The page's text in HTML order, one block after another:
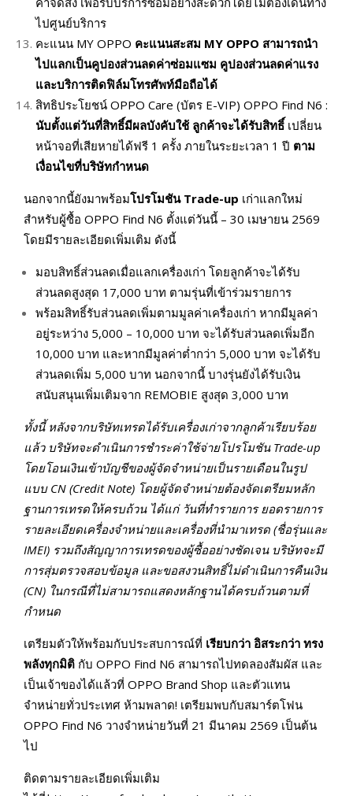
ไปศูนย์บริการ
คะแนน MY OPPO คะแนนสะสม MY OPPO สามารถนำ
ไปแลกเป็นคูปองส่วนลดค่าซ่อมแซม คูปองส่วนลดค่าแรง
และบริการติดฟิล์มโทรศัพท์มือถือได้
สิทธิประโยชน์ OPPO Care (บัตร E-VIP) OPPO Find N6 :
นับตั้งแต่วันที่สิทธิ์มีผลบังคับใช้ ลูกค้าจะได้รับสิทธิ์ เปลี่ยน
หน้าจอที่เสียหายได้ฟรี 1 ครั้ง ภายในระยะเวลา 1 ปี ตาม
เงื่อนไขที่บริษัทกำหนด
นอกจากนี้ยังมาพร้อมโปรโมชัน Trade-up เก่าแลกใหม่
สำหรับผู้ซื้อ OPPO Find N6 ตั้งแต่วันนี้ – 30 เมษายน 2569
โดยมีรายละเอียดเพิ่มเติม ดังนี้
มอบสิทธิ์ส่วนลดเมื่อแลกเครื่องเก่า โดยลูกค้าจะได้รับ
ส่วนลดสูงสุด 17,000 บาท ตามรุ่นที่เข้าร่วมรายการ
พร้อมสิทธิ์รับส่วนลดเพิ่มตามมูลค่าเครื่องเก่า หากมีมูลค่า
อยู่ระหว่าง 5,000 – 10,000 บาท จะได้รับส่วนลดเพิ่มอีก
10,000 บาท และหากมีมูลค่าต่ำกว่า 5,000 บาท จะได้รับ
ส่วนลดเพิ่ม 5,000 บาท นอกจากนี้ บางรุ่นยังได้รับเงิน
สนับสนุนเพิ่มเติมจาก REMOBIE สูงสุด 3,000 บาท
ทั้งนี้ หลังจากบริษัทเทรดได้รับเครื่องเก่าจากลูกค้าเรียบร้อย
แล้ว บริษัทจะดำเนินการชำระค่าใช้จ่ายโปรโมชัน Trade-up
โดยโอนเงินเข้าบัญชีของผู้จัดจำหน่ายเป็นรายเดือนในรูป
แบบ CN (Credit Note) โดยผู้จัดจำหน่ายต้องจัดเตรียมหลัก
ฐานการเทรดให้ครบถ้วน ได้แก่ วันที่ทำรายการ ยอดรายการ
รายละเอียดเครื่องจำหน่ายและเครื่องที่นำมาเทรด (ชื่อรุ่นและ
IMEI) รวมถึงสัญญาการเทรดของผู้ซื้ออย่างชัดเจน บริษัทจะมี
การสุ่มตรวจสอบข้อมูล และขอสงวนสิทธิ์ไม่ดำเนินการคืนเงิน
(CN) ในกรณีที่ไม่สามารถแสดงหลักฐานได้ครบถ้วนตามที่
กำหนด
เตรียมตัวให้พร้อมกับประสบการณ์ที่ เรียบกว่า อิสระกว่า ทรง
พลังทุกมิติ กับ OPPO Find N6 สามารถไปทดลองสัมผัส และ
เป็นเจ้าของได้แล้วที่ OPPO Brand Shop และตัวแทน
จำหน่ายทั่วประเทศ ห้ามพลาด! เตรียมพบกับสมาร์ตโฟน
OPPO Find N6 วางจำหน่ายวันที่ 21 มีนาคม 2569 เป็นต้น
ไป
ติดตามรายละเอียดเพิ่มเติม